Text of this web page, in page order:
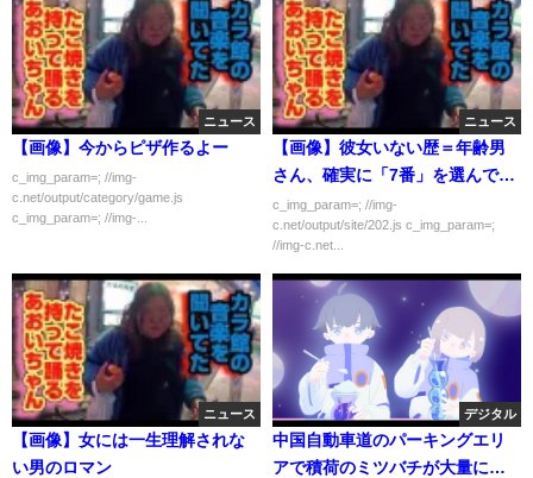
ニュース
【画像】今からピザ作るよー
c_img_param=; //img-
c.net/output/category/game.js
c_img_param=; //img-...
ニュース
【画像】彼女いない歴＝年齢男
さん、確実に「7番」を選んでし
まう
c_img_param=; //img-
c.net/output/site/202.js c_img_param=;
//img-c.net...
ニュース
【画像】女には一生理解されな
い男のロマン
デジタル
中国自動車道のパーキングエリ
アで積荷のミツバチが大量に逃